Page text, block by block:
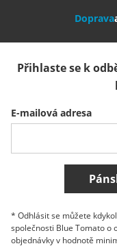
Belgique (Français)
Doprava
Přihlaste se k
E-mailová adresa
* Odhlásit se můžete
společnosti Blue Tomato o
objednávky v hodnotě